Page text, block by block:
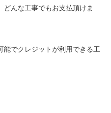
んな工事でもお支払頂けま
能でクレジットが利用できる工